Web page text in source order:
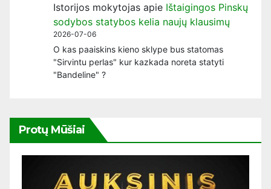
Istorijos mokytojas apie Ištaigingos Pinskų
sodybos statybos kelia naujų klausimų
2026-07-06
O kas paaiskins kieno sklype bus statomas
"Sirvintu perlas" kur kazkada noreta statyti
"Bandeline" ?
Protų Mūšiai